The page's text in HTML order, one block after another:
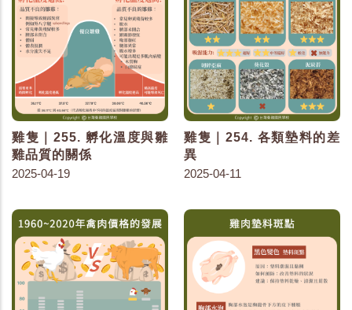
雞隻｜255. 孵化溫度與雛
雞品質的關係
2025-04-19
雞隻｜254. 各類墊料的差
異
2025-04-11